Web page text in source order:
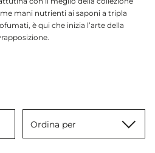
mani nutrienti ai saponi a tripla
è qui che inizia l’arte della
Ordina per